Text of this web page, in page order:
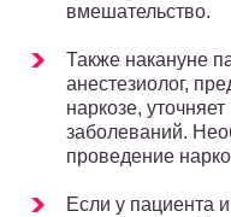
вмешательство.
Также накануне
анестезиолог,
наркозе,
заболеваний.
проведение
Если у пациента